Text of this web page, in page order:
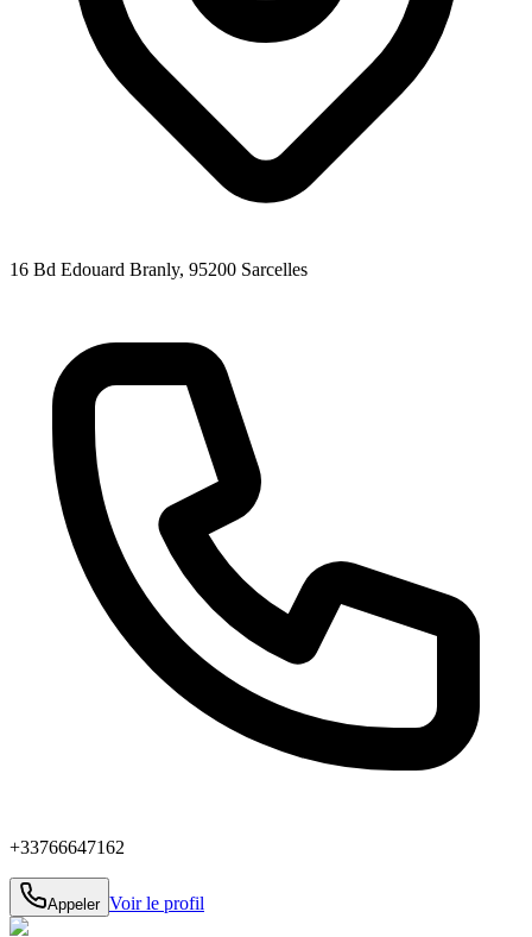
16 Bd Edouard Branly, 95200 Sarcelles
+33766647162
Appeler Voir le profil